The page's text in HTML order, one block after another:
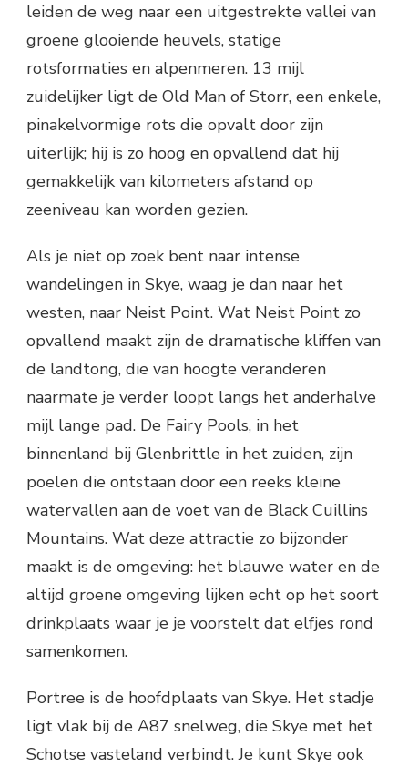
leiden de weg naar een uitgestrekte vallei van
groene glooiende heuvels, statige
rotsformaties en alpenmeren. 13 mijl
zuidelijker ligt de Old Man of Storr, een enkele,
pinakelvormige rots die opvalt door zijn
uiterlijk; hij is zo hoog en opvallend dat hij
gemakkelijk van kilometers afstand op
zeeniveau kan worden gezien.
Als je niet op zoek bent naar intense
wandelingen in Skye, waag je dan naar het
westen, naar Neist Point. Wat Neist Point zo
opvallend maakt zijn de dramatische kliffen van
de landtong, die van hoogte veranderen
naarmate je verder loopt langs het anderhalve
mijl lange pad. De Fairy Pools, in het
binnenland bij Glenbrittle in het zuiden, zijn
poelen die ontstaan door een reeks kleine
watervallen aan de voet van de Black Cuillins
Mountains. Wat deze attractie zo bijzonder
maakt is de omgeving: het blauwe water en de
altijd groene omgeving lijken echt op het soort
drinkplaats waar je je voorstelt dat elfjes rond
samenkomen.
Portree is de hoofdplaats van Skye. Het stadje
ligt vlak bij de A87 snelweg, die Skye met het
Schotse vasteland verbindt. Je kunt Skye ook